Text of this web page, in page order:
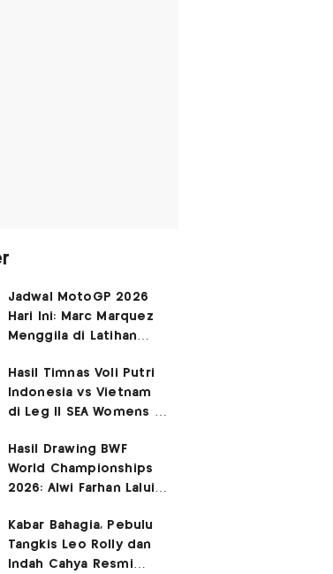
Jadwal MotoGP 2026
Hari Ini: Marc Marquez
Menggila di Latihan
Hasil Timnas Voli Putri
Indonesia vs Vietnam
di Leg II SEA Womens V
Garuda Pertiwi Menang
3-2
Hasil Drawing BWF
World Championships
2026: Alwi Farhan Lalui
DapatBye
Kabar Bahagia, Pebulu
Tangkis Leo Rolly dan
Indah Cahya Resmi